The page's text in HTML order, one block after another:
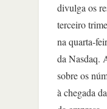
divulga os
terceiro
na quarta-
da Nasdaq.
sobre os
à chegada